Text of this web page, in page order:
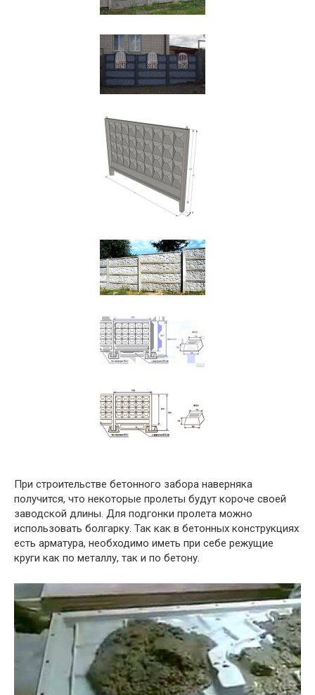
При строительстве бетонного забора наверняка
получится, что некоторые пролеты будут короче своей
заводской длины. Для подгонки пролета можно
использовать болгарку. Так как в бетонных конструкциях
есть арматура, необходимо иметь при себе режущие
круги как по металлу, так и по бетону.